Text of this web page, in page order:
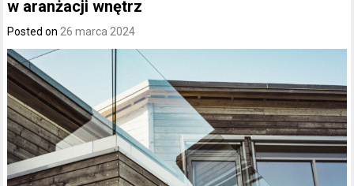
w aranżacji wnętrz
Posted on 26 marca 2024